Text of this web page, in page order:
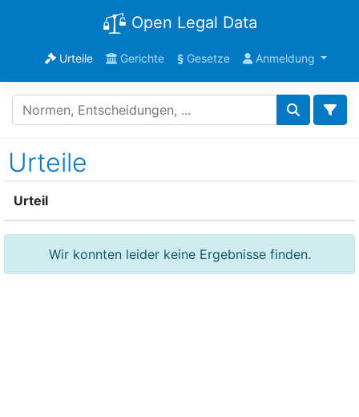
Open Legal Data
Urteile Gerichte §Gesetze Anmeldung
Urteile
Urteil
Wir konnten leider keine Ergebnisse finden.